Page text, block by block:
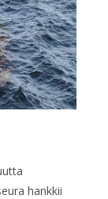
hankkii